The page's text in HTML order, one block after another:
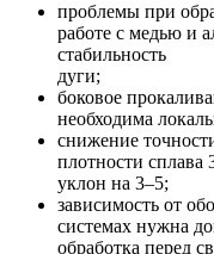
проблемы при
работе с медью и
стабильность
дуги;
боковое
необходима
снижение
плотности сплава
уклон на 3–5;
зависимость от
системах нужна
обработка перед